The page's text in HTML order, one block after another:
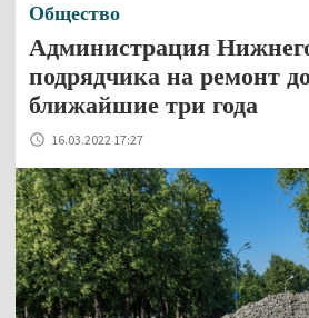
Общество
Администрация
подрядчика на ремонт
ближайшие три года
16.03.2022 17:27